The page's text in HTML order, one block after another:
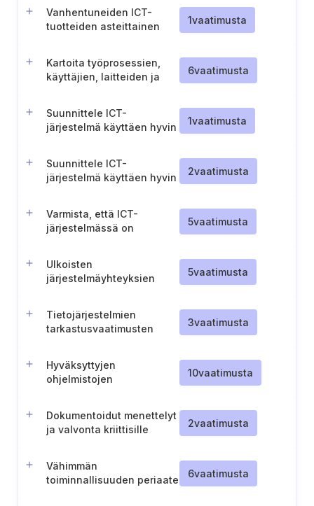
Vanhentuneiden ICT-
tuotteiden asteittainen
1vaatimusta
Kartoita työprosessien,
käyttäjien, laitteiden ja
6vaatimusta
Suunnittele ICT-
järjestelmä käyttäen hyvin
1vaatimusta
Suunnittele ICT-
järjestelmä käyttäen hyvin
2vaatimusta
Varmista, että ICT-
järjestelmässä on
5vaatimusta
Ulkoisten
järjestelmäyhteyksien
5vaatimusta
Tietojärjestelmien
tarkastusvaatimusten
3vaatimusta
Hyväksyttyjen
ohjelmistojen
10vaatimusta
Dokumentoidut menettelyt
ja valvonta kriittisille
tietojärjestelmissä
2vaatimusta
Vähimmän
toiminnallisuuden periaate
6vaatimusta